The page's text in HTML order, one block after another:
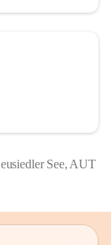
See, AUT